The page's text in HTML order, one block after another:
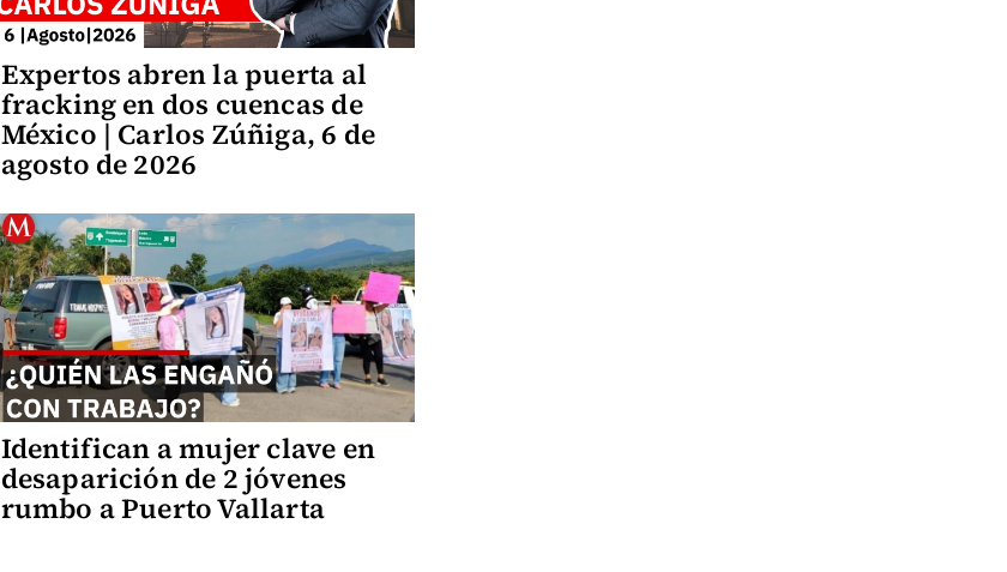
Expertos abren la puerta al
fracking en dos cuencas de
México | Carlos Zúñiga, 6 de
agosto de 2026
Identifican a mujer clave en
desaparición de 2 jóvenes
rumbo a Puerto Vallarta